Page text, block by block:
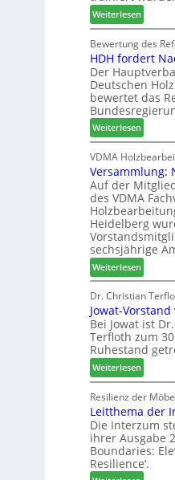
i
n
d
e
r
o
c
h
e
n
2
0
2
6
d
e
t
B
e
s
u
c
h
e
r
z
a
h
l
e
n
Weiterlesen:
C
h
a
t
b
o
t
h
i
l
t
b
e
i
P
r
o
u
k
t
s
u
c
e
Bewertung des
HDH fordert
Der
Deutschen
bewertet das
Weiterlesen:
H
D
H
f
o
r
d
e
r
t
N
a
c
h
b
e
s
s
e
r
u
n
g
e
VDMA
Versammlung:
Auf der
des VDMA
Heidelberg
sechsjährige
Weiterlesen:
V
e
r
s
a
m
m
l
u
n
g
:
N
e
Dr. Christian
Jowat-
Bei Jowat ist
Terfloth zum
Ruhestand
Weiterlesen:
J
o
w
a
t
-
V
Resilienz der
Leitthema der
Die Interzum
ihrer Ausgabe
Boundaries:
Resilience‘.